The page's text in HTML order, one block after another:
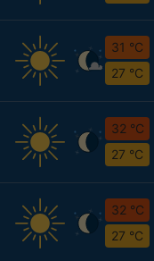
31 °C
27 °C
32 °C
27 °C
32 °C
27 °C